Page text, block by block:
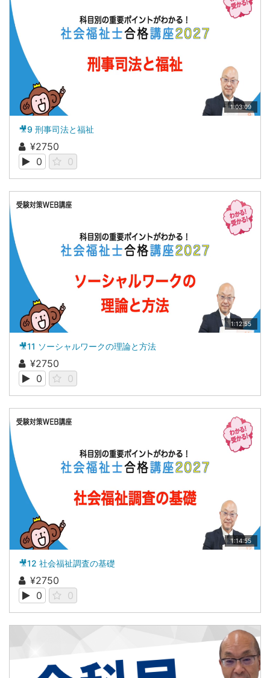
1:03:09
🎥9 刑事司法と福祉
¥2750
0
0
1:12:55
🎥11 ソーシャルワークの理論と方法
¥2750
0
0
1:14:55
🎥12 社会福祉調査の基礎
¥2750
0
0